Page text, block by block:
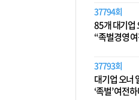
37794회
85개 대기
“족벌경영
37793회
대기업 오너
‘족벌’ 여전